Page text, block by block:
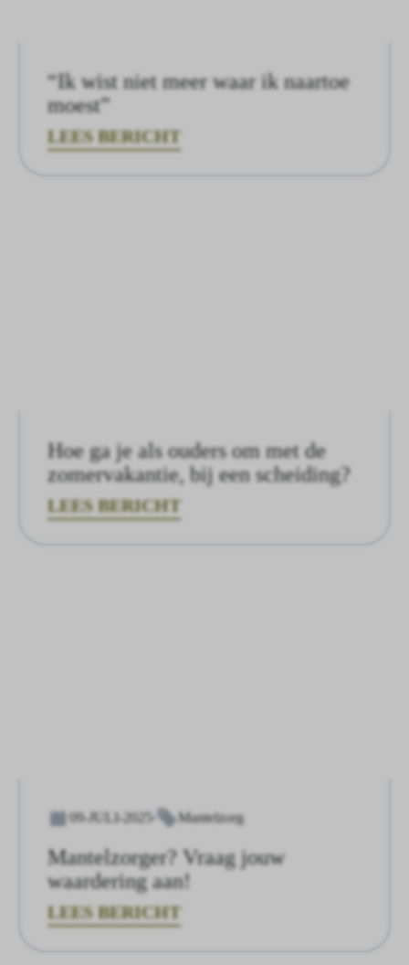
“Ik wist niet meer waar ik naartoe
moest”
LEES BERICHT
Hoe ga je als ouders om met de
zomervakantie, bij een scheiding?
LEES BERICHT
09-JULI-2025 Mantelzorg
Mantelzorger? Vraag jouw
waardering aan!
LEES BERICHT